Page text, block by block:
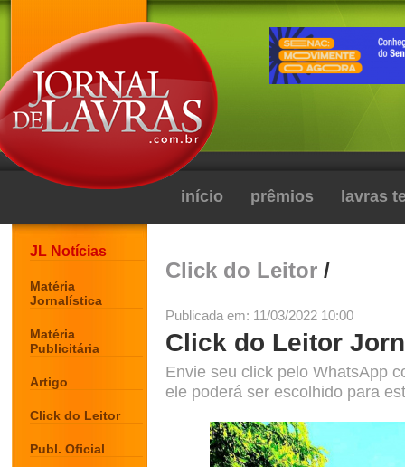
início prêmios lavras
JL Notícias
Matéria
Jornalística
Matéria
Publicitária
Artigo
Click do Leitor
Publ. Oficial
Click do Leitor /
Publicada em: 11/03/2022 10:00
Click do Leitor
Envie seu click pelo WhatsApp
ele poderá ser escolhido para